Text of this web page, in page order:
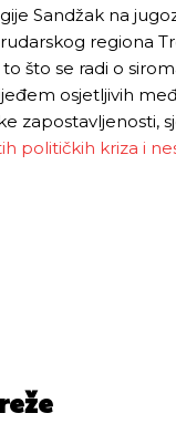
Sandžak na
regiona
što se radi o
osjetljivih
zapostavljenosti,
političkih kriza i